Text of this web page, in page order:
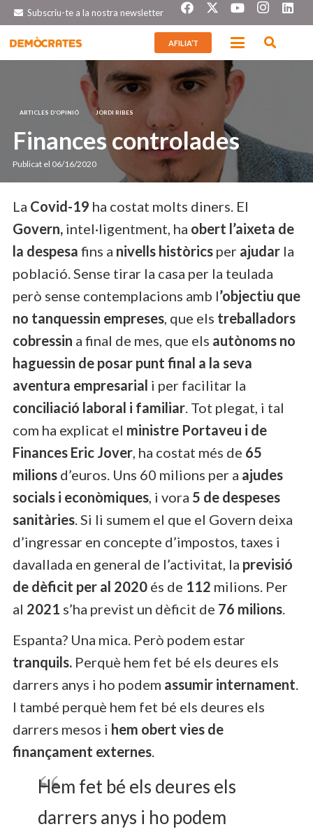
Subscriu-te a la nostra newsletter
AFILIA’T
ARTICLES D’OPINIÓ JORDI RIBES
Finances controlades
Publicat el 06/16/2020
La Covid-19 ha costat molts diners. El
Govern, intel·ligentment, ha obert l’aixeta de
la despesa fins a nivells històrics per ajudar la
població. Sense tirar la casa per la teulada
però sense contemplacions amb l’objectiu que
no tanquessin empreses, que els treballadors
cobressin a final de mes, que els autònoms no
haguessin de posar punt final a la seva
aventura empresarial i per facilitar la
conciliació laboral i familiar. Tot plegat, i tal
com ha explicat el ministre Portaveu i de
Finances Eric Jover, ha costat més de 65
milions d’euros. Uns 60 milions per a ajudes
socials i econòmiques, i vora 5 de despeses
sanitàries. Si li sumem el que el Govern deixa
d’ingressar en concepte d’impostos, taxes i
davallada en general de l’activitat, la previsió
de dèficit per al 2020 és de 112 milions. Per
al 2021 s’ha previst un dèficit de 76 milions.
Espanta? Una mica. Però podem estar
tranquils. Perquè hem fet bé els deures els
darrers anys i ho podem assumir internament.
I també perquè hem fet bé els deures els
darrers mesos i hem obert vies de
finançament externes.
Hem fet bé els deures els
darrers anys i ho podem